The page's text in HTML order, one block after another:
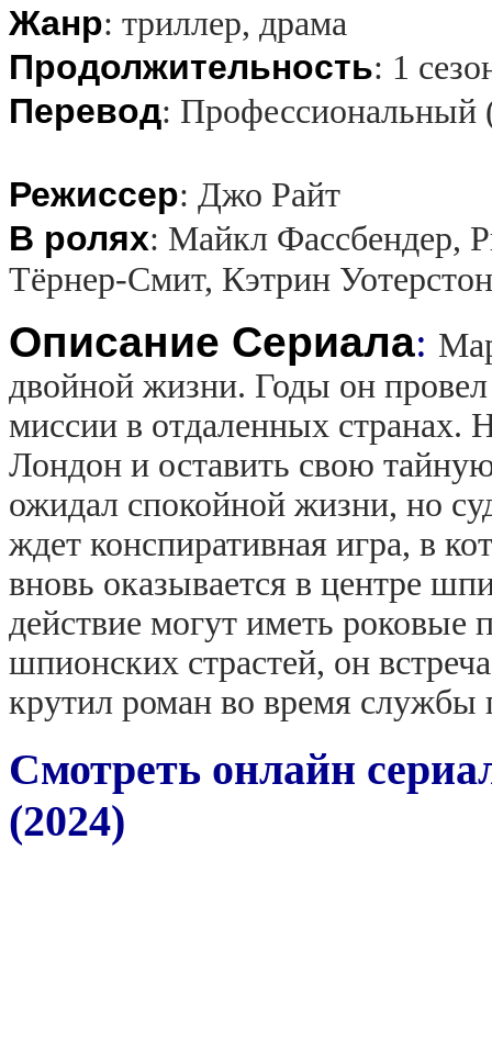
Жанр: триллер, драма
Продолжительность: 1
Перевод: Профессиональный
Режиссер: Джо Райт
В ролях: Майкл Фассбендер,
Тёрнер-Смит, Кэтрин Уотерстон
Описание Сериала:
двойной жизни. Годы он
миссии в отдаленных странах.
Лондон и оставить свою
ожидал спокойной жизни, но
ждет конспиративная игра, в
вновь оказывается в центре
действие могут иметь роковые
шпионских страстей, он
крутил роман во время
Смотреть онлайн
(2024)